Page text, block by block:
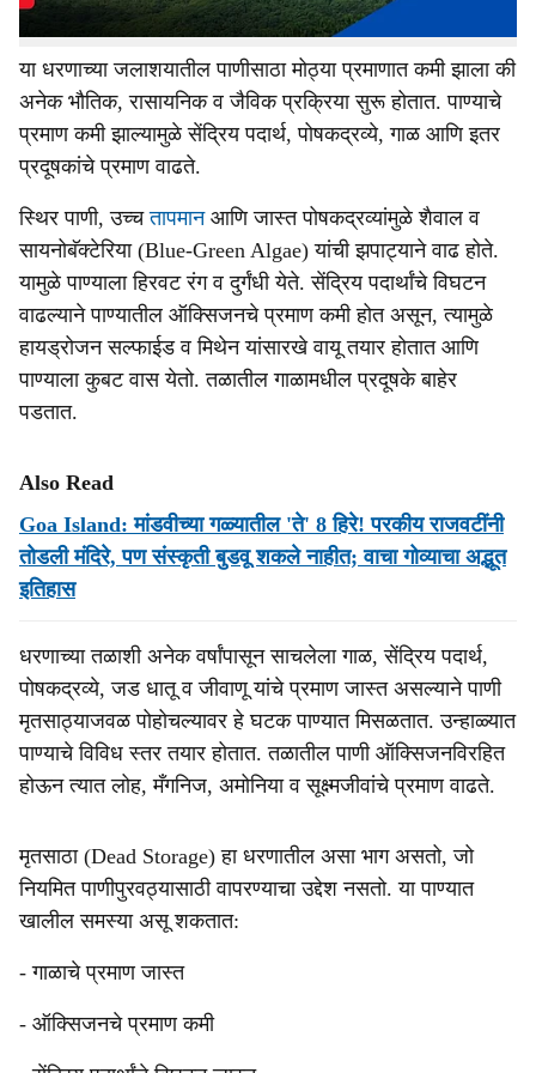
या धरणाच्या जलाशयातील पाणीसाठा मोठ्या प्रमाणात कमी झाला की
अनेक भौतिक, रासायनिक व जैविक प्रक्रिया सुरू होतात. पाण्याचे
प्रमाण कमी झाल्यामुळे सेंद्रिय पदार्थ, पोषकद्रव्ये, गाळ आणि इतर
प्रदूषकांचे प्रमाण वाढते.
स्थिर पाणी, उच्चतापमान आणि जास्त पोषकद्रव्यांमुळे शैवाल व
सायनोबॅक्टेरिया (Blue-Green Algae) यांची झपाट्याने वाढ होते.
यामुळे पाण्याला हिरवट रंग व दुर्गंधी येते. सेंद्रिय पदार्थांचे विघटन
वाढल्याने पाण्यातील ऑक्सिजनचे प्रमाण कमी होत असून, त्यामुळे
हायड्रोजन सल्फाईड व मिथेन यांसारखे वायू तयार होतात आणि
पाण्याला कुबट वास येतो. तळातील गाळामधील प्रदूषके बाहेर
पडतात.
Also Read
Goa Island: मांडवीच्या गळ्यातील 'ते' 8 हिरे! परकीय राजवटींनी
तोडली मंदिरे, पण संस्कृती बुडवू शकले नाहीत; वाचा गोव्याचा अद्भूत
इतिहास
धरणाच्या तळाशी अनेक वर्षांपासून साचलेला गाळ, सेंद्रिय पदार्थ,
पोषकद्रव्ये, जड धातू व जीवाणू यांचे प्रमाण जास्त असल्याने पाणी
मृतसाठ्याजवळ पोहोचल्यावर हे घटक पाण्यात मिसळतात. उन्हाळ्यात
पाण्याचे विविध स्तर तयार होतात. तळातील पाणी ऑक्सिजनविरहित
होऊन त्यात लोह, मँगनिज, अमोनिया व सूक्ष्मजीवांचे प्रमाण वाढते.
मृतसाठा (Dead Storage) हा धरणातील असा भाग असतो, जो
नियमित पाणीपुरवठ्यासाठी वापरण्याचा उद्देश नसतो. या पाण्यात
खालील समस्या असू शकतात:
- गाळाचे प्रमाण जास्त
- ऑक्सिजनचे प्रमाण कमी